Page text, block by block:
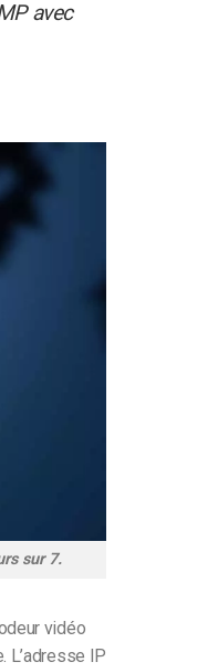
avec
sur 7.
vidéo
L’adresse IP